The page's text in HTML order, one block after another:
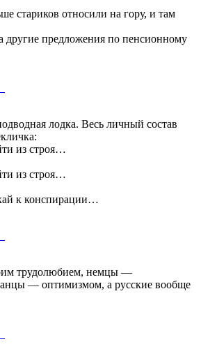
стариков относили на гору, и там
предложения по пенсионному
лодка. Весь личный состав
из строя…
из строя…
к конспирации…
трудолюбием, немцы —
— оптимизмом, а русские вообще